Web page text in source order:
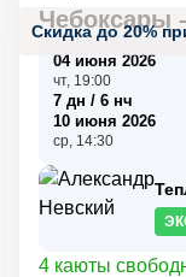
Скидка до 20%
Чебоксары
04 июня 2026
чт, 19:00
7 дн / 6 нч
10 июня 2026
ср, 14:30
4 каюты